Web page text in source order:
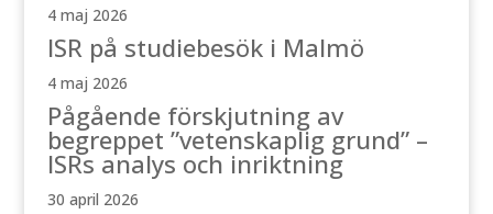
4 maj 2026
ISR på studiebesök i Malmö
4 maj 2026
Pågående förskjutning av
begreppet ”vetenskaplig grund” –
ISRs analys och inriktning
30 april 2026